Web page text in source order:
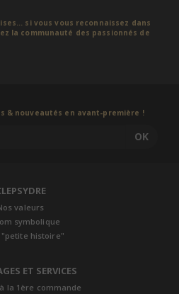
si vous vous reconnaissez dans
la communauté des passionnés de
& nouveautés en avant-première !
OK
valeurs
symbolique
"petite histoire"
ET SERVICES
la 1ère commande